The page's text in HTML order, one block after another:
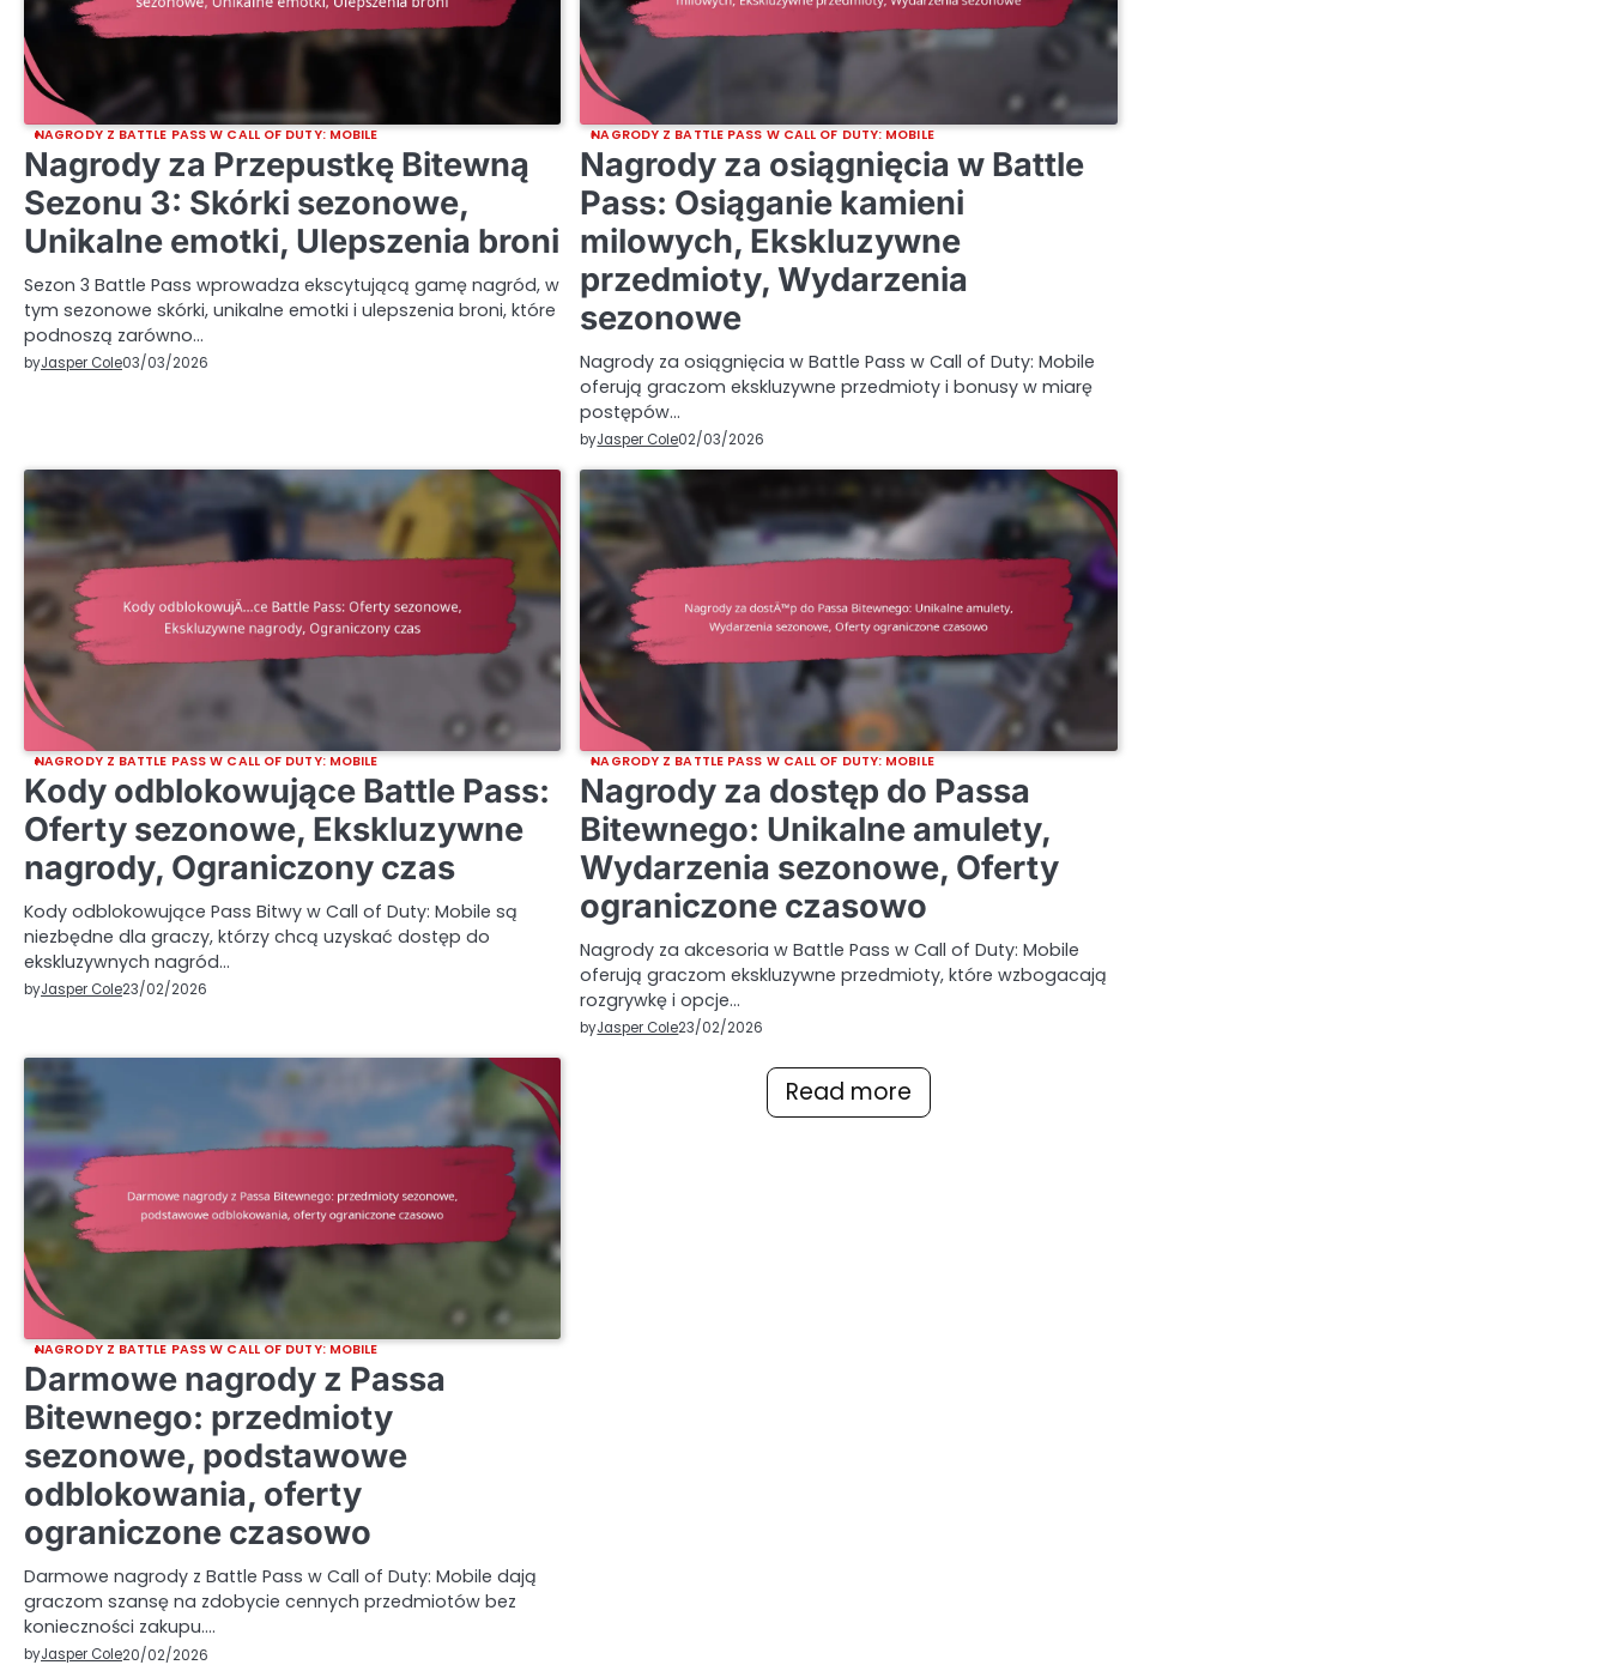
NAGRODY Z BATTLE PASS W CALL OF DUTY: MOBILE
Nagrody za Przepustkę Bitewną
Sezonu 3: Skórki sezonowe,
Unikalne emotki, Ulepszenia broni
Sezon 3 Battle Pass wprowadza ekscytującą gamę nagród, w
tym sezonowe skórki, unikalne emotki i ulepszenia broni, które
podnoszą zarówno…
byJasper Cole03/03/2026
NAGRODY Z BATTLE PASS W CALL OF DUTY: MOBILE
Nagrody za osiągnięcia w Battle
Pass: Osiąganie kamieni
milowych, Ekskluzywne
przedmioty, Wydarzenia
sezonowe
Nagrody za osiągnięcia w Battle Pass w Call of Duty: Mobile
oferują graczom ekskluzywne przedmioty i bonusy w miarę
postępów…
byJasper Cole02/03/2026
NAGRODY Z BATTLE PASS W CALL OF DUTY: MOBILE
Kody odblokowujące Battle Pass:
Oferty sezonowe, Ekskluzywne
nagrody, Ograniczony czas
Kody odblokowujące Pass Bitwy w Call of Duty: Mobile są
niezbędne dla graczy, którzy chcą uzyskać dostęp do
ekskluzywnych nagród…
byJasper Cole23/02/2026
NAGRODY Z BATTLE PASS W CALL OF DUTY: MOBILE
Nagrody za dostęp do Passa
Bitewnego: Unikalne amulety,
Wydarzenia sezonowe, Oferty
ograniczone czasowo
Nagrody za akcesoria w Battle Pass w Call of Duty: Mobile
oferują graczom ekskluzywne przedmioty, które wzbogacają
rozgrywkę i opcje…
byJasper Cole23/02/2026
NAGRODY Z BATTLE PASS W CALL OF DUTY: MOBILE
Darmowe nagrody z Passa
Bitewnego: przedmioty
sezonowe, podstawowe
odblokowania, oferty
ograniczone czasowo
Darmowe nagrody z Battle Pass w Call of Duty: Mobile dają
graczom szansę na zdobycie cennych przedmiotów bez
konieczności zakupu.…
byJasper Cole20/02/2026
Read more